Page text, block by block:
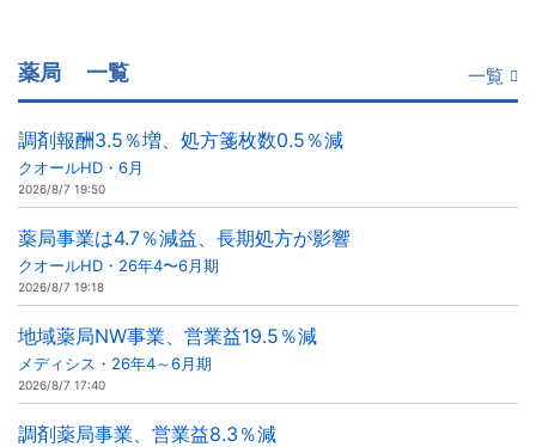
薬局 一覧 一覧
調剤報酬3.5％増、処方箋枚数0.5％減
クオールHD・6月
2026/8/7 19:50
薬局事業は4.7％減益、長期処方が影響
クオールHD・26年4〜6月期
2026/8/7 19:18
地域薬局NW事業、営業益19.5％減
メディシス・26年4～6月期
2026/8/7 17:40
調剤薬局事業、営業益8.3％減